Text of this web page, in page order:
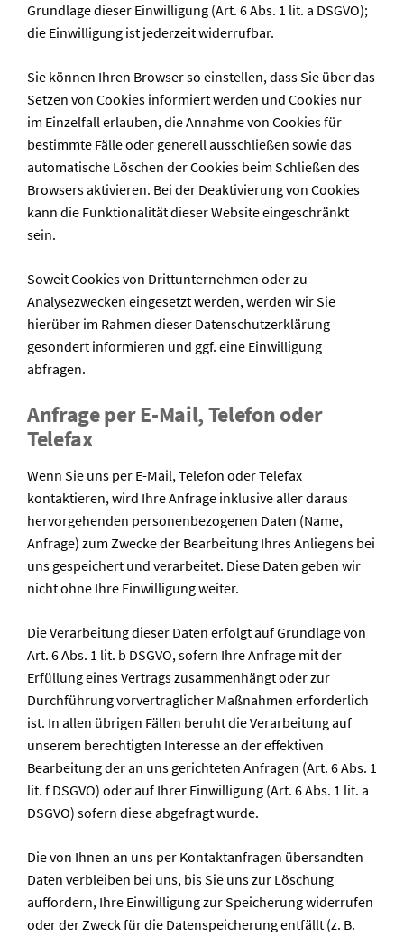
Grundlage dieser Einwilligung (Art. 6 Abs. 1 lit. a DSGVO);
die Einwilligung ist jederzeit widerrufbar.
Sie können Ihren Browser so einstellen, dass Sie über das
Setzen von Cookies informiert werden und Cookies nur
im Einzelfall erlauben, die Annahme von Cookies für
bestimmte Fälle oder generell ausschließen sowie das
automatische Löschen der Cookies beim Schließen des
Browsers aktivieren. Bei der Deaktivierung von Cookies
kann die Funktionalität dieser Website eingeschränkt
sein.
Soweit Cookies von Drittunternehmen oder zu
Analysezwecken eingesetzt werden, werden wir Sie
hierüber im Rahmen dieser Datenschutzerklärung
gesondert informieren und ggf. eine Einwilligung
abfragen.
Anfrage per E-Mail, Telefon oder
Telefax
Wenn Sie uns per E-Mail, Telefon oder Telefax
kontaktieren, wird Ihre Anfrage inklusive aller daraus
hervorgehenden personenbezogenen Daten (Name,
Anfrage) zum Zwecke der Bearbeitung Ihres Anliegens bei
uns gespeichert und verarbeitet. Diese Daten geben wir
nicht ohne Ihre Einwilligung weiter.
Die Verarbeitung dieser Daten erfolgt auf Grundlage von
Art. 6 Abs. 1 lit. b DSGVO, sofern Ihre Anfrage mit der
Erfüllung eines Vertrags zusammenhängt oder zur
Durchführung vorvertraglicher Maßnahmen erforderlich
ist. In allen übrigen Fällen beruht die Verarbeitung auf
unserem berechtigten Interesse an der effektiven
Bearbeitung der an uns gerichteten Anfragen (Art. 6 Abs. 1
lit. f DSGVO) oder auf Ihrer Einwilligung (Art. 6 Abs. 1 lit. a
DSGVO) sofern diese abgefragt wurde.
Die von Ihnen an uns per Kontaktanfragen übersandten
Daten verbleiben bei uns, bis Sie uns zur Löschung
auffordern, Ihre Einwilligung zur Speicherung widerrufen
oder der Zweck für die Datenspeicherung entfällt (z. B.